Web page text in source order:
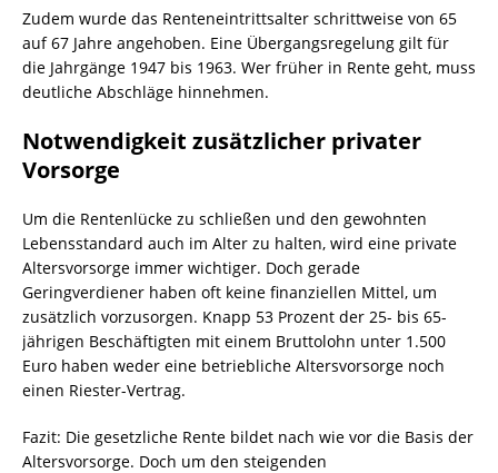
Zudem wurde das Renteneintrittsalter schrittweise von 65
auf 67 Jahre angehoben. Eine Übergangsregelung gilt für
die Jahrgänge 1947 bis 1963. Wer früher in Rente geht, muss
deutliche Abschläge hinnehmen.
Notwendigkeit zusätzlicher privater
Vorsorge
Um die Rentenlücke zu schließen und den gewohnten
Lebensstandard auch im Alter zu halten, wird eine private
Altersvorsorge immer wichtiger. Doch gerade
Geringverdiener haben oft keine finanziellen Mittel, um
zusätzlich vorzusorgen. Knapp 53 Prozent der 25- bis 65-
jährigen Beschäftigten mit einem Bruttolohn unter 1.500
Euro haben weder eine betriebliche Altersvorsorge noch
einen Riester-Vertrag.
Fazit: Die gesetzliche Rente bildet nach wie vor die Basis der
Altersvorsorge. Doch um den steigenden